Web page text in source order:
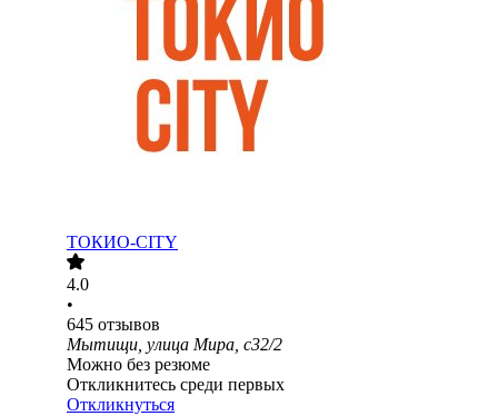
ТОКИО-CITY
4.0
•
645 отзывов
Мытищи, улица Мира, с32/2
Можно без резюме
Откликнитесь среди первых
Откликнуться